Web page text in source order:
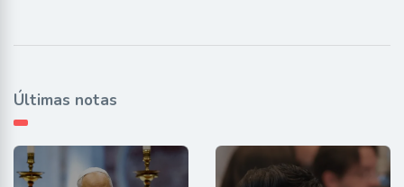
Últimas notas